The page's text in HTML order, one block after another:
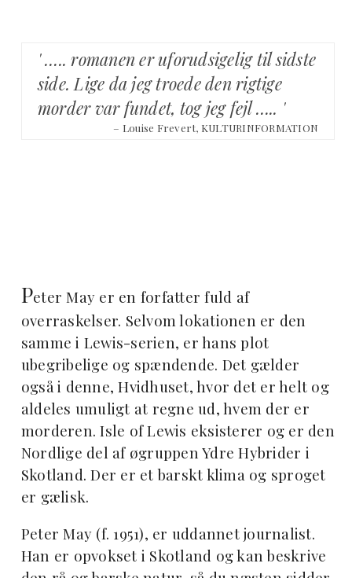
' ….. romanen er uforudsigelig til sidste
side. Lige da jeg troede den rigtige
morder var fundet, tog jeg fejl ….. '
– Louise Frevert, KULTURINFORMATION
Peter May er en forfatter fuld af
overraskelser. Selvom lokationen er den
samme i Lewis-serien, er hans plot
ubegribelige og spændende. Det gælder
også i denne, Hvidhuset, hvor det er helt og
aldeles umuligt at regne ud, hvem der er
morderen. Isle of Lewis eksisterer og er den
Nordlige del af øgruppen Ydre Hybrider i
Skotland. Der er et barskt klima og sproget
er gælisk.
Peter May (f. 1951), er uddannet journalist.
Han er opvokset i Skotland og kan beskrive